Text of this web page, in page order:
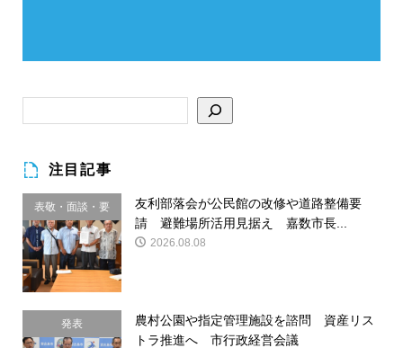
注目記事
表敬・面談・要
請
友利部落会が公民館の改修や道路整備要
請 避難場所活用見据え 嘉数市長...
2026.08.08
発表
農村公園や指定管理施設を諮問 資産リス
トラ推進へ 市行政経営会議